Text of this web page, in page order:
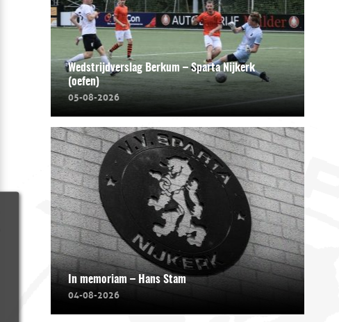
Wedstrijdverslag Berkum – Sparta Nijkerk
(oefen)
05-08-2026
In memoriam – Hans Stam
04-08-2026